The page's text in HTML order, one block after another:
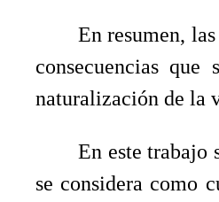
En resumen,
consecuencias
naturalización de la
En este trabajo
se considera como